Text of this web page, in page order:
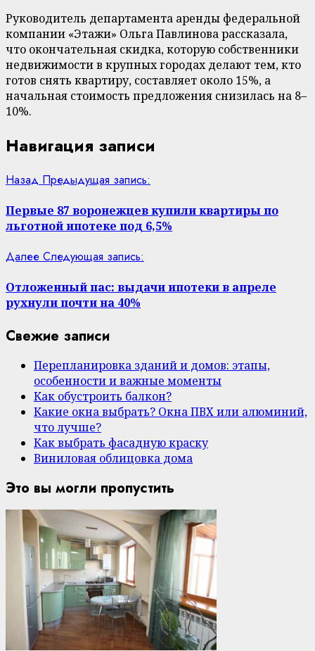
Руководитель департамента аренды федеральной
компании «Этажи» Ольга Павлинова рассказала,
что окончательная скидка, которую собственники
недвижимости в крупных городах делают тем, кто
готов снять квартиру, составляет около 15%, а
начальная стоимость предложения снизилась на 8–
10%.
Навигация записи
Назад Предыдущая запись:
Первые 87 воронежцев купили квартиры по
льготной ипотеке под 6,5%
Далее Следующая запись:
Отложенный пас: выдачи ипотеки в апреле
рухнули почти на 40%
Свежие записи
Перепланировка зданий и домов: этапы,
особенности и важные моменты
Как обустроить балкон?
Какие окна выбрать? Окна ПВХ или алюминий,
что лучше?
Как выбрать фасадную краску
Виниловая облицовка дома
Это вы могли пропустить